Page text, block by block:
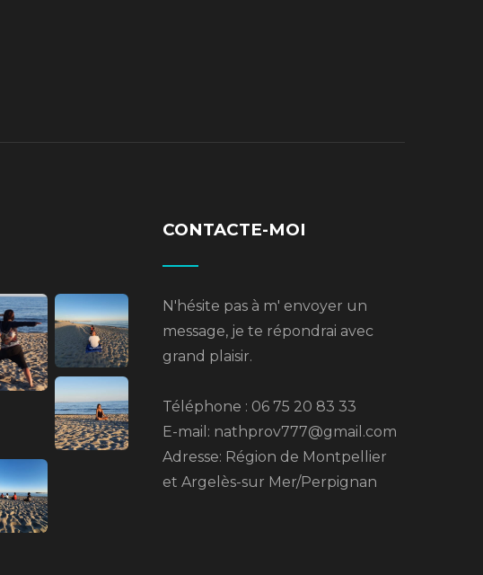
CONTACTE-MOI
N'hésite pas à m' envoyer un
message, je te répondrai avec
grand plaisir.
Téléphone : 06 75 20 83 33
E-mail: nathprov777@gmail.com
Adresse: Région de Montpellier
et Argelès-sur Mer/Perpignan